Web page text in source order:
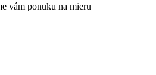
vám ponuku na mieru